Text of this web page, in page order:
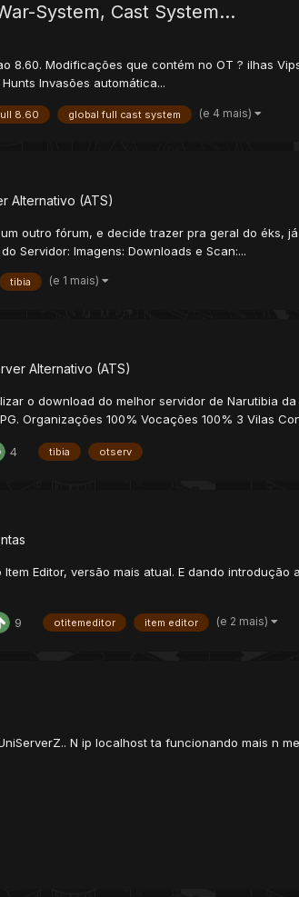
System, Cast System...
8.60. Modificações que contém no OT ? ilhas
Invasões automática...
8.60 global full cast system (e 4 mais)
Alternativo (ATS)
outro fórum, e decide trazer pra geral do éks,
Servidor: Imagens: Downloads e Scan:...
tibia (e 1 mais)
Alternativo (ATS)
o download do melhor servidor de Narutibia
Organizações 100% Vocações 100% 3 Vilas
4 tibia otserv
Editor, versão mais atual. E dando
9 otitemeditor item editor (e 2 mais)
N ip localhost ta funcionando mais n